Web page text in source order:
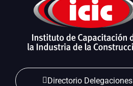
Directorio Delegaciones